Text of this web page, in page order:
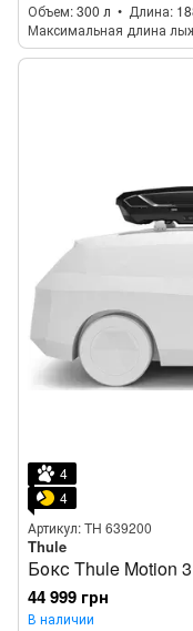
Объем 300 л Длина
Максимальная длина
4
4
Артикул: TH 639200
Thule
Бокс Thule Motion
44 999 грн
В наличии